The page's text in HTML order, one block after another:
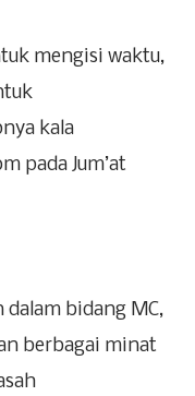
mengisi waktu,
kala
pada Jum’at
bidang MC,
berbagai minat